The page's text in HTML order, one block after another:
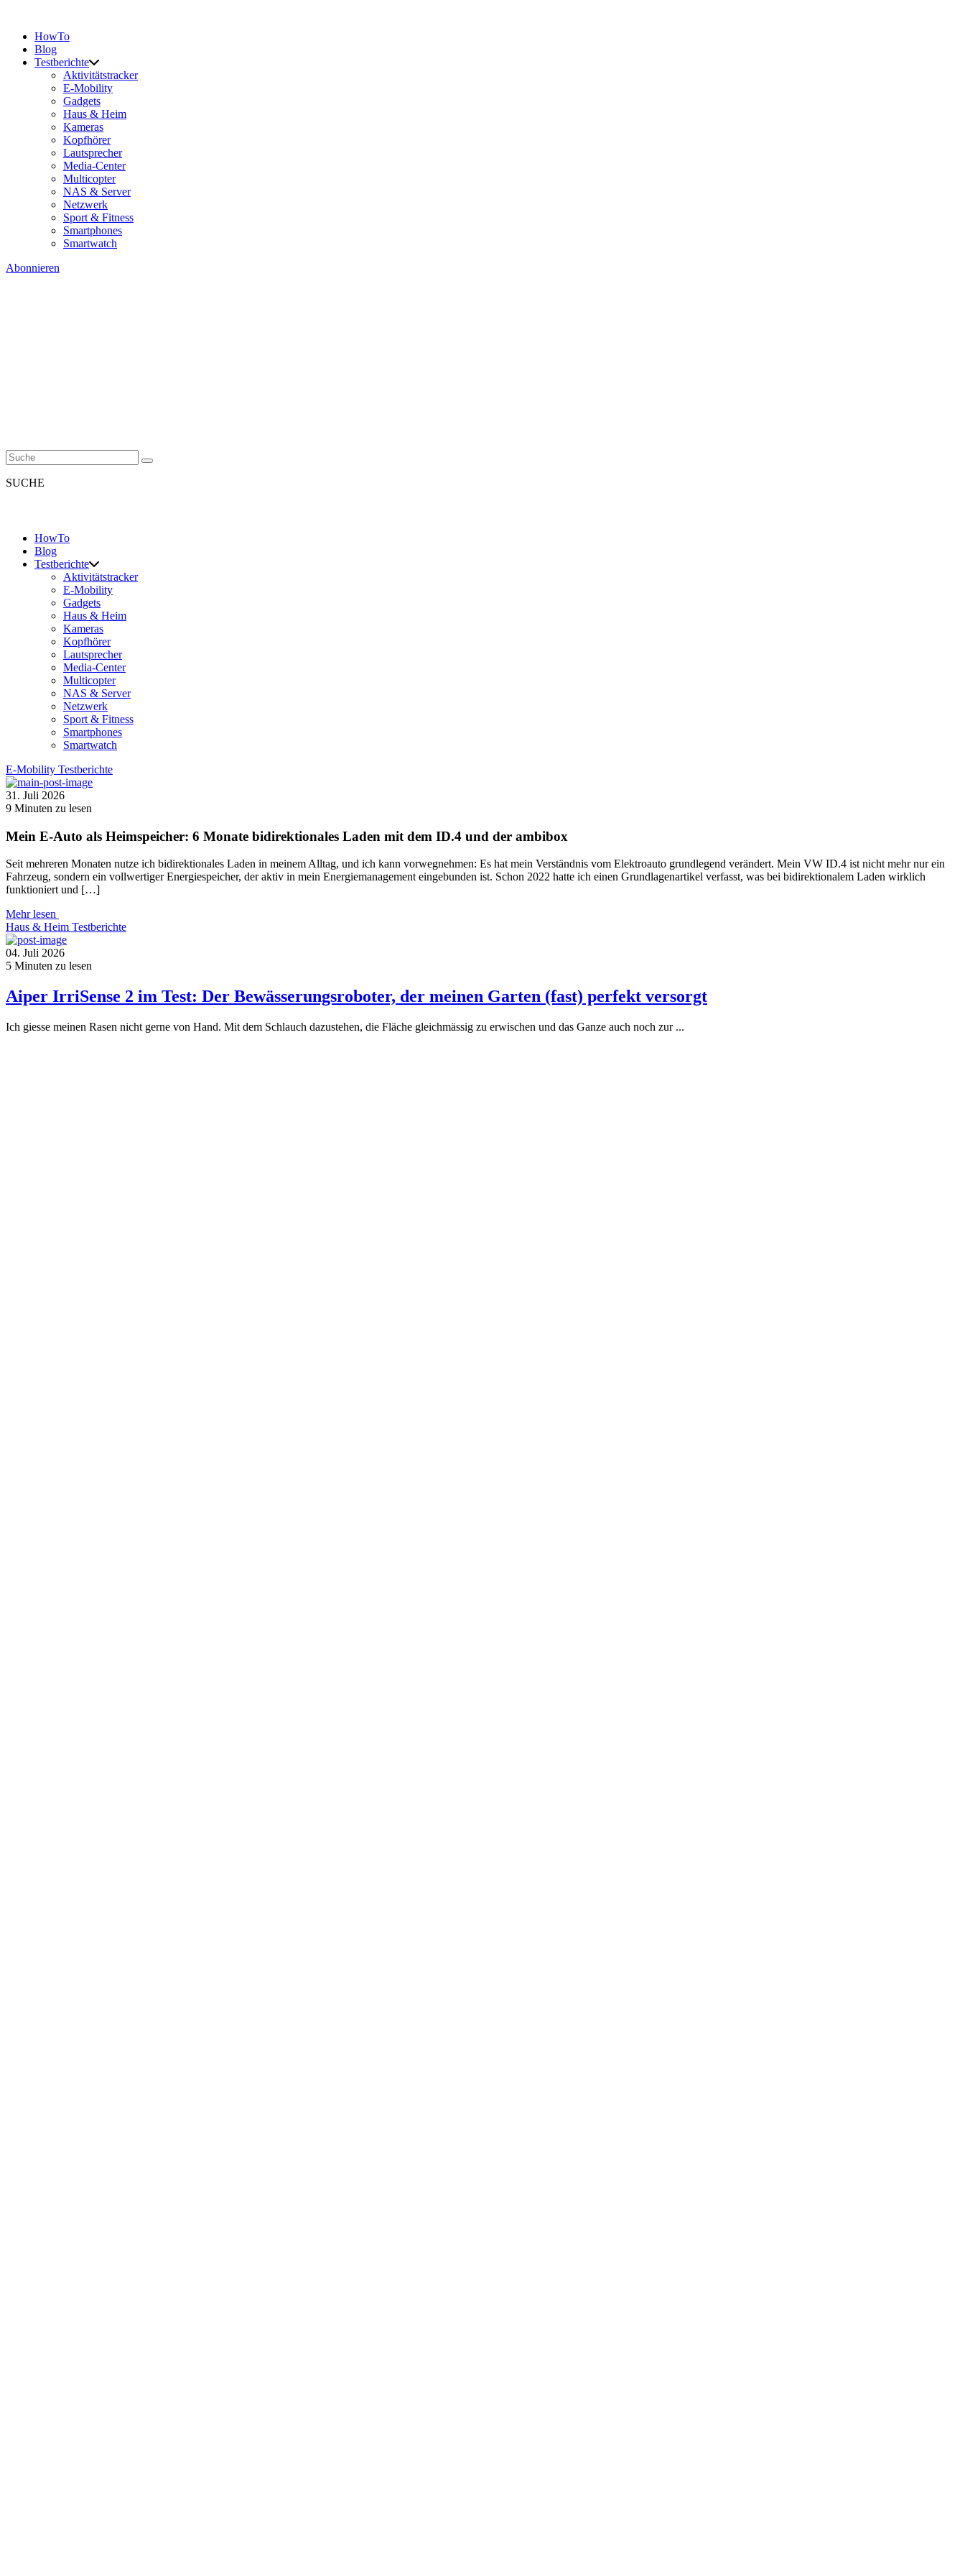
HowTo
Blog
Testberichte
Aktivitätstracker
E-Mobility
Gadgets
Haus & Heim
Kameras
Kopfhörer
Lautsprecher
Media-Center
Multicopter
NAS & Server
Netzwerk
Sport & Fitness
Smartphones
Smartwatch
Abonnieren
SUCHE
HowTo
Blog
Testberichte
Aktivitätstracker
E-Mobility
Gadgets
Haus & Heim
Kameras
Kopfhörer
Lautsprecher
Media-Center
Multicopter
NAS & Server
Netzwerk
Sport & Fitness
Smartphones
Smartwatch
E-Mobility Testberichte
31. Juli 2026
9 Minuten zu lesen
Mein E-Auto als Heimspeicher: 6 Monate bidirektionales Laden mit dem ID.4 und der ambibox
Seit mehreren Monaten nutze ich bidirektionales Laden in meinem Alltag, und ich kann vorwegnehmen: Es hat mein Verständnis vom Elektroauto grundlegend verändert. Mein VW ID.4 ist nicht mehr nur ein
Fahrzeug, sondern ein vollwertiger Energiespeicher, der aktiv in mein Energiemanagement eingebunden ist. Schon 2022 hatte ich einen Grundlagenartikel verfasst, was bei bidirektionalem Laden wirklich
funktioniert und […]
Mehr lesen
Haus & Heim Testberichte
04. Juli 2026
5 Minuten zu lesen
Aiper IrriSense 2 im Test: Der Bewässerungsroboter, der meinen Garten (fast) perfekt versorgt
Ich giesse meinen Rasen nicht gerne von Hand. Mit dem Schlauch dazustehen, die Fläche gleichmässig zu erwischen und das Ganze auch noch zur ...